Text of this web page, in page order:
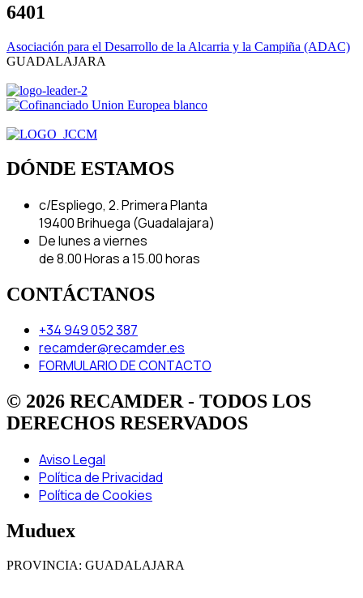
6401
Asociación para el Desarrollo de la Alcarria y la Campiña (ADAC)
GUADALAJARA
DÓNDE ESTAMOS
c/Espliego, 2. Primera Planta
19400 Brihuega (Guadalajara)
De lunes a viernes
de 8.00 Horas a 15.00 horas
CONTÁCTANOS
+34 949 052 387
recamder@recamder.es
FORMULARIO DE CONTACTO
© 2026 RECAMDER - TODOS LOS
DERECHOS RESERVADOS
Aviso Legal
Política de Privacidad
Política de Cookies
Muduex
PROVINCIA: GUADALAJARA